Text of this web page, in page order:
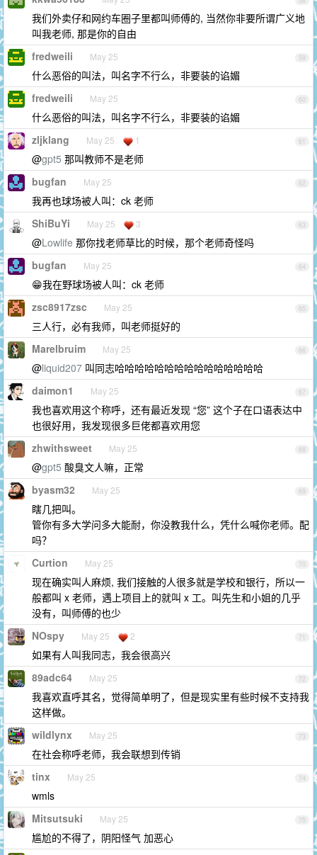
我们外卖仔和网约车圈子里都叫师傅的, 当然你非要所谓广义地
叫我老师, 那是你的自由
59
fredweili May 25
什么恶俗的叫法，叫名字不行么，非要装的谄媚
60
fredweili May 25
什么恶俗的叫法，叫名字不行么，非要装的谄媚
61
zljklang May 25 1
@gpt5 那叫教师不是老师
62
bugfan May 25
我再也球场被人叫：ck 老师
63
ShiBuYi May 25 3
@Lowlife 那你找老师草比的时候，那个老师奇怪吗
64
bugfan May 25
😁我在野球场被人叫：ck 老师
65
zsc8917zsc May 25
三人行，必有我师，叫老师挺好的
66
Marelbruim May 25
@liquid207 叫同志哈哈哈哈哈哈哈哈哈哈哈哈哈哈哈
67
daimon1 May 25
我也喜欢用这个称呼，还有最近发现 “您” 这个子在口语表达中
也很好用，我发现很多巨佬都喜欢用您
68
zhwithsweet May 25
@gpt5 酸臭文人嘛，正常
69
byasm32 May 25
瞎几把叫。
管你有多大学问多大能耐，你没教我什么，凭什么喊你老师。配
吗？
70
Curtion May 25
现在确实叫人麻烦, 我们接触的人很多就是学校和银行，所以一
般都叫 x 老师，遇上项目上的就叫 x 工。叫先生和小姐的几乎
没有，叫师傅的也少
71
NOspy May 25 2
如果有人叫我同志，我会很高兴
72
89adc64 May 25
我喜欢直呼其名，觉得简单明了，但是现实里有些时候不支持我
这样做。
73
wildlynx May 25
在社会称呼老师，我会联想到传销
74
tinx May 25
wmls
75
Mitsutsuki May 25
尴尬的不得了，阴阳怪气 加恶心